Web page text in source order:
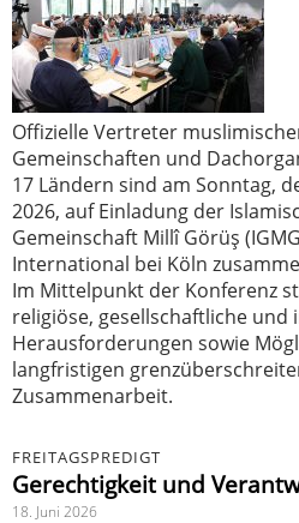
Offizielle Vertreter
Gemeinschaften und
17 Ländern sind am Sonntag,
2026, auf Einladung der
Gemeinschaft Millî Görüş
International bei Köln
Im Mittelpunkt der Konferenz
religiöse, gesellschaftliche
Herausforderungen sowie
langfristigen
Zusammenarbeit.
FREITAGSPREDIGT
Gerechtigkeit und
18. Juni 2026